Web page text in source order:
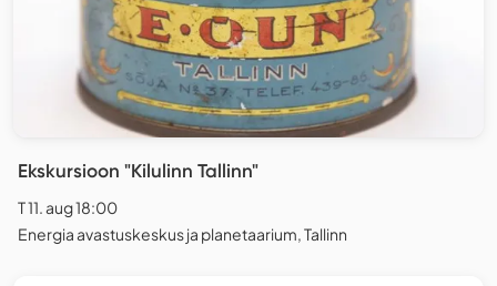
Ekskursioon "Kilulinn Tallinn"
T 11. aug 18:00
Energia avastuskeskus ja planetaarium, Tallinn